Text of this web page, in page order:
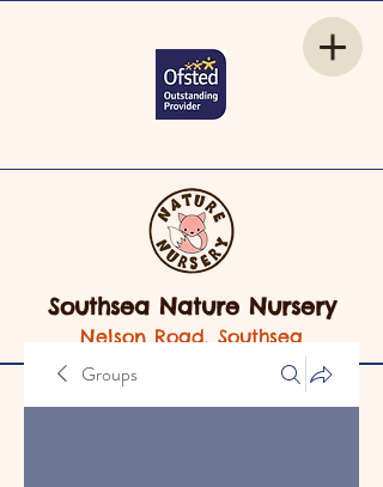
Southsea Nature Nursery
Nelson Road, Southsea
Groups